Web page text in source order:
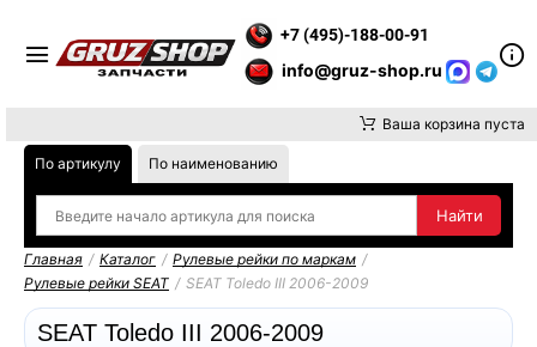
+7 (495)-188-00-91
info@gruz-shop.ru
Ваша корзина пуста
По артикулу По наименованию
Главная / Каталог / Рулевые рейки по маркам /
Рулевые рейки SEAT / SEAT Toledo III 2006-2009
SEAT Toledo III 2006-2009